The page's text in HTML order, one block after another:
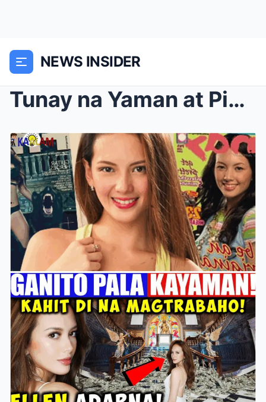
NEWS INSIDER
Tunay na Yaman at Pinagmulan ni Ellen Adarna: Kila...